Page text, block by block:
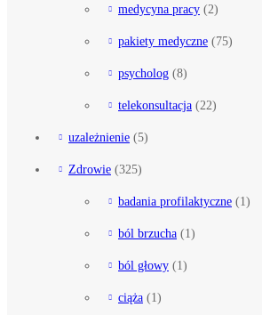
medycyna pracy (2)
pakiety medyczne (75)
psycholog (8)
telekonsultacja (22)
uzależnienie (5)
Zdrowie (325)
badania profilaktyczne (1)
ból brzucha (1)
ból głowy (1)
ciąża (1)